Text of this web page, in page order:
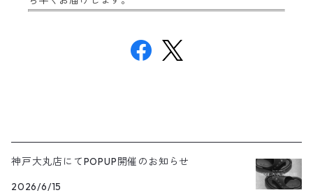
神戸大丸店にてPOPUP開催のお知らせ
2026/6/15